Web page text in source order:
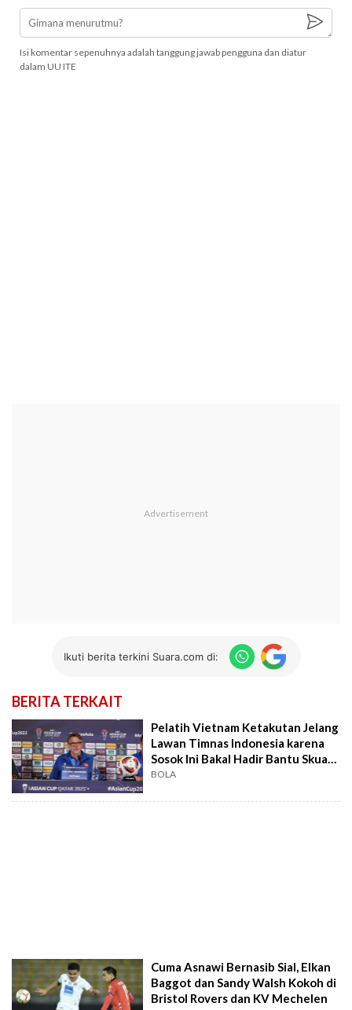
Isi komentar sepenuhnya adalah tanggung jawab pengguna dan diatur
dalam UU ITE
Ikuti berita terkini Suara.com di:
BERITA TERKAIT
Pelatih Vietnam Ketakutan Jelang
Lawan Timnas Indonesia karena
Sosok Ini Bakal Hadir Bantu Skuad
Garuda
BOLA
Cuma Asnawi Bernasib Sial, Elkan
Baggot dan Sandy Walsh Kokoh di
Bristol Rovers dan KV Mechelen